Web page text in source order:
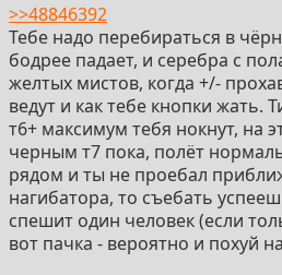
>>48846392
Тебе надо перебираться в
бодрее падает, и серебра с
желтых мистов, когда +/-
ведут и как тебе кнопки жать.
т6+ максимум тебя нокнут, на
черным т7 пока, полёт
рядом и ты не проебал
нагибатора, то съебать
спешит один человек (если
вот пачка - вероятно и похуй